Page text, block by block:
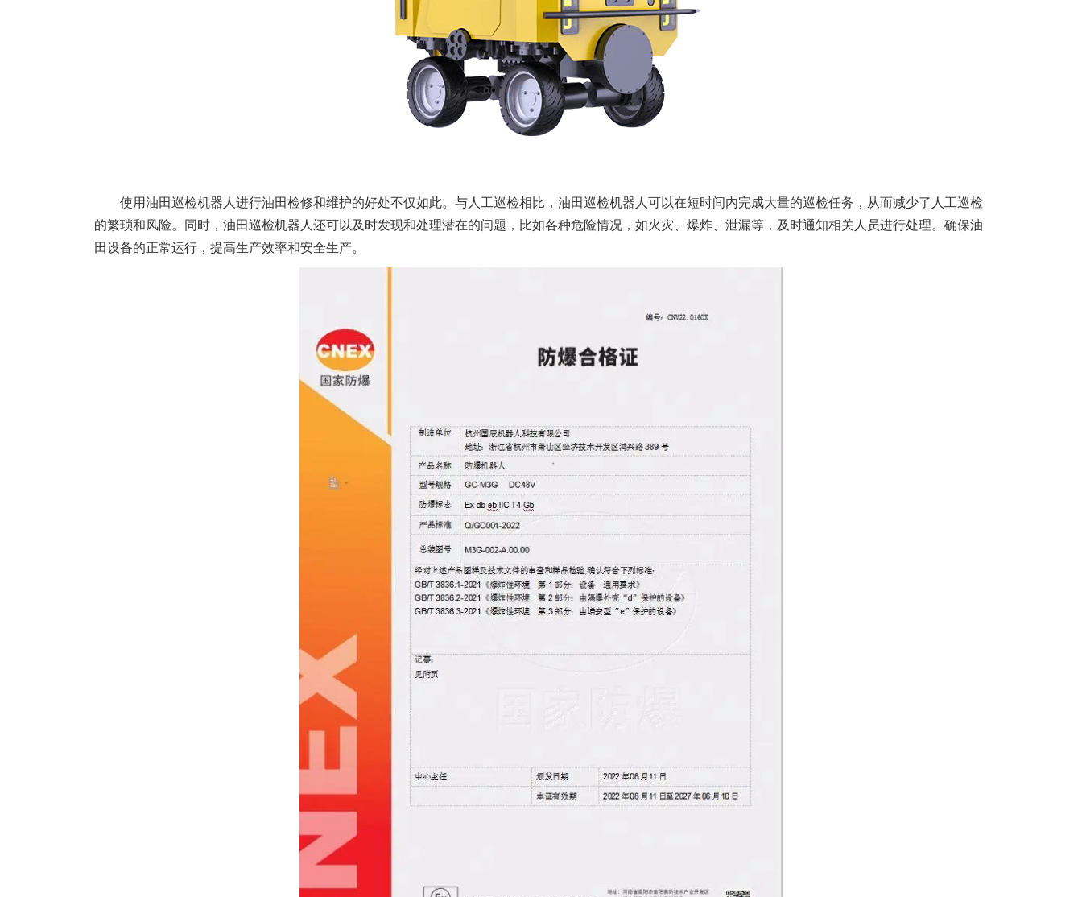
使用油田巡检机器人进行油田检修和维护的好处不仅如此。与人工巡检相比，油田巡检机器人可以在短时间内完成大量的巡检任务，从而减少了人工巡检
的繁琐和风险。同时，油田巡检机器人还可以及时发现和处理潜在的问题，比如各种危险情况，如火灾、爆炸、泄漏等，及时通知相关人员进行处理。确保油
田设备的正常运行，提高生产效率和安全生产。